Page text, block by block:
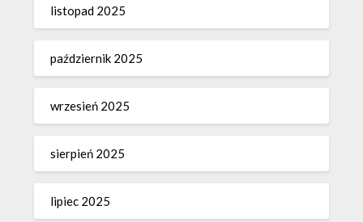
listopad 2025
październik 2025
wrzesień 2025
sierpień 2025
lipiec 2025